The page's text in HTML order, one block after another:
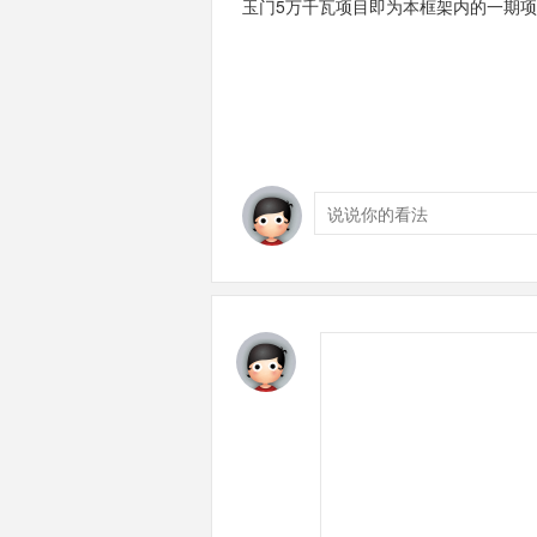
玉门5万千瓦项目即为本框架内的一期项